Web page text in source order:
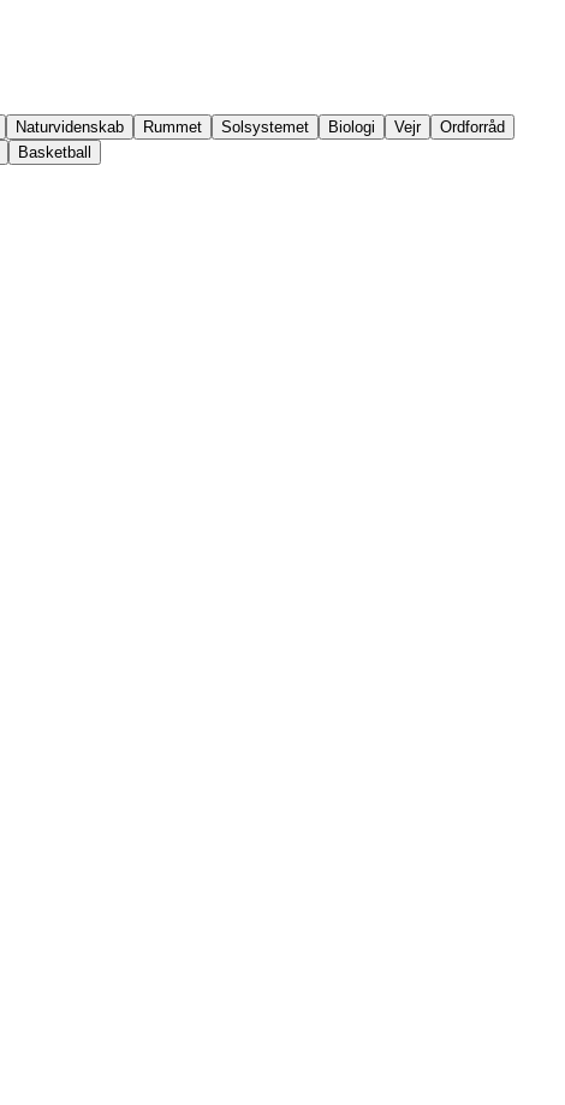
Naturvidenskab Rummet Solsystemet Biologi Vejr
Ordforråd
Basketball